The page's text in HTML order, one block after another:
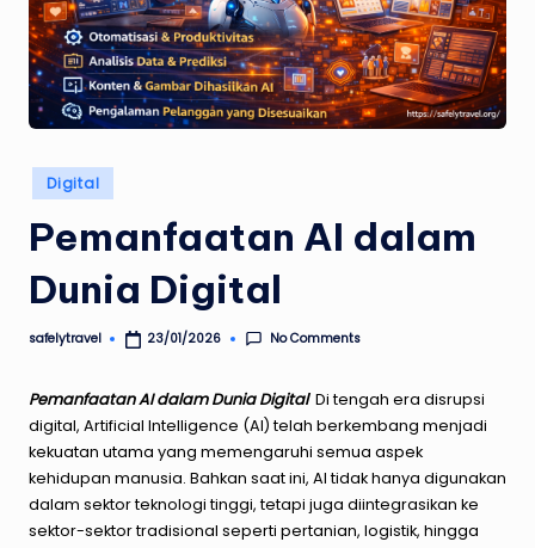
Posted
in
Digital
Pemanfaatan AI dalam
Dunia Digital
Posted
safelytravel 23/01/2026 No Comments
Pemanfaatan AI dalam Dunia Digital Di tengah era disrupsi
digital, Artificial Intelligence (AI) telah berkembang menjadi
kekuatan utama yang memengaruhi semua aspek
kehidupan manusia. Bahkan saat ini, AI tidak hanya digunakan
dalam sektor teknologi tinggi, tetapi juga diintegrasikan ke
sektor-sektor tradisional seperti pertanian, logistik, hingga